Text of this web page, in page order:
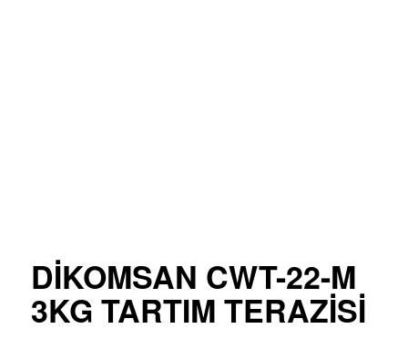
DİKOMSAN CWT-22-M
3KG TARTIM TERAZİSİ